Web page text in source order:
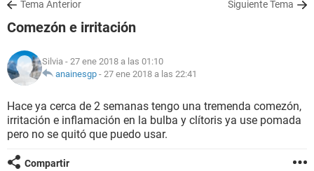
NUTRICIÓN
BIENESTAR
Tema Anterior Siguiente Tema
Comezón e irritación
Silvia - 27 ene 2018 a las 01:10
anainesgp - 27 ene 2018 a las 22:41
Hace ya cerca de 2 semanas tengo una tremenda comezón,
irritación e inflamación en la bulba y clítoris ya use pomada
pero no se quitó que puedo usar.
Compartir